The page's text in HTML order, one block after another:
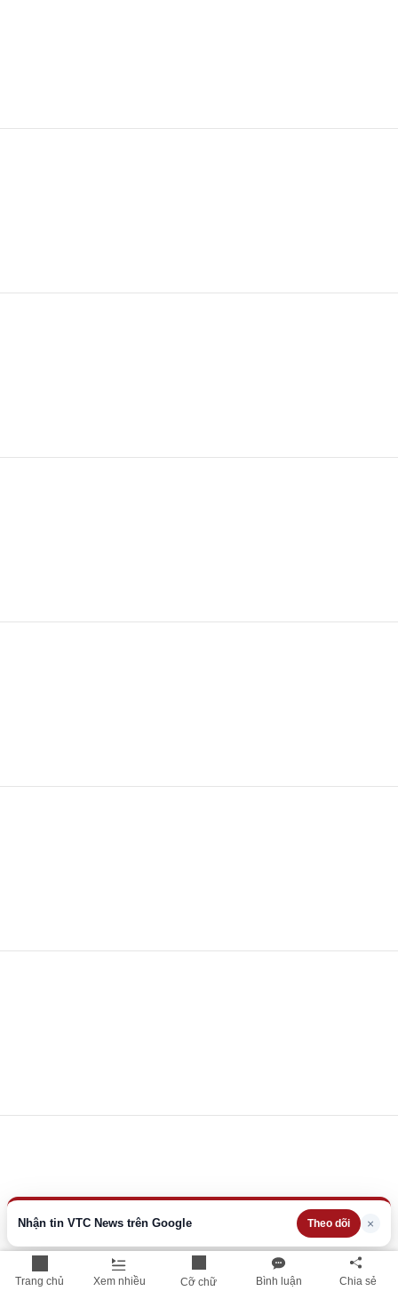
Trang chủ Xem nhiều Cỡ chữ Bình luận Chia sẻ
Nhận tin VTC News trên Google Theo dõi ×